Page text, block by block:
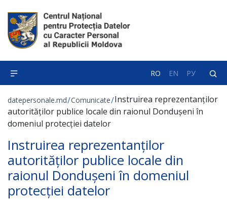
RO EN РУ
datepersonale.md/Comunicate/Instruirea reprezentanților
autorităților publice locale din raionul Dondușeni în
domeniul protecției datelor
Instruirea reprezentanților
autorităților publice locale din
raionul Dondușeni în domeniul
protecției datelor